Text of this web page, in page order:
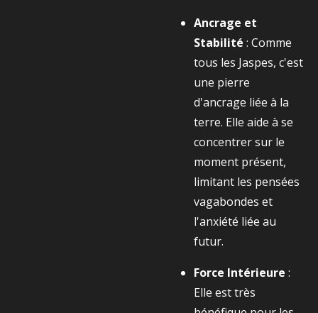
Ancrage et
Stabilité : Comme
tous les Jaspes, c'est
une pierre
d'ancrage liée à la
terre. Elle aide à se
concentrer sur le
moment présent,
limitant les pensées
vagabondes et
l'anxiété liée au
futur.
Force Intérieure :
Elle est très